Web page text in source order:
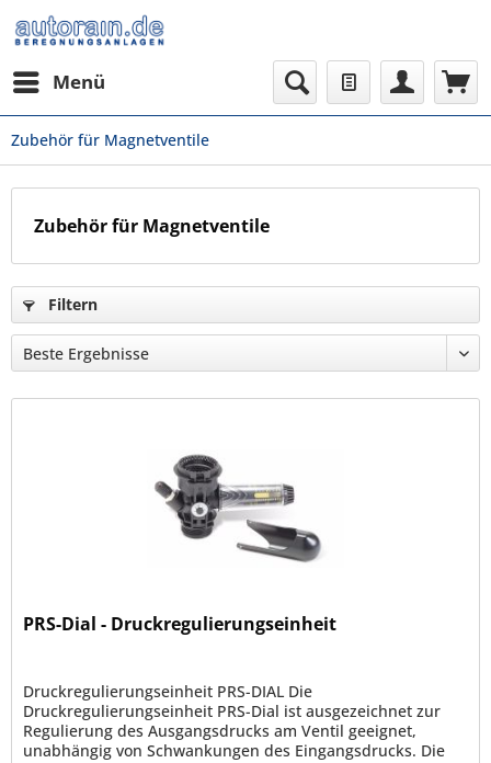
Menü
Zubehör für Magnetventile
Zubehör für Magnetventile
Filtern
PRS-Dial - Druckregulierungseinheit
Druckregulierungseinheit PRS-DIAL Die
Druckregulierungseinheit PRS-Dial ist ausgezeichnet zur
Regulierung des Ausgangsdrucks am Ventil geeignet,
unabhängig von Schwankungen des Eingangsdrucks. Die